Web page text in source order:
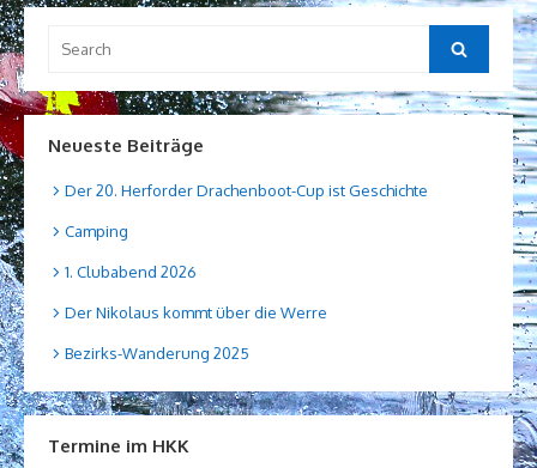
for:
Search
Neueste Beiträge
Der 20. Herforder Drachenboot-Cup ist Geschichte
Camping
1. Clubabend 2026
Der Nikolaus kommt über die Werre
Bezirks-Wanderung 2025
Termine im HKK